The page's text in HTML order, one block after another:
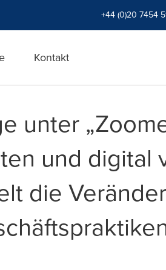
+44 (0)20 7454
Kontakt
unter
und digital
die